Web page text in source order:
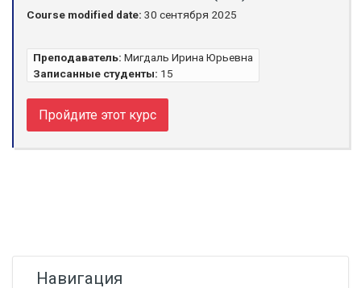
Course modified date: 30 сентября 2025
Преподаватель: Мигдаль Ирина Юрьевна
Записанные студенты: 15
Пройдите этот курс
Навигация